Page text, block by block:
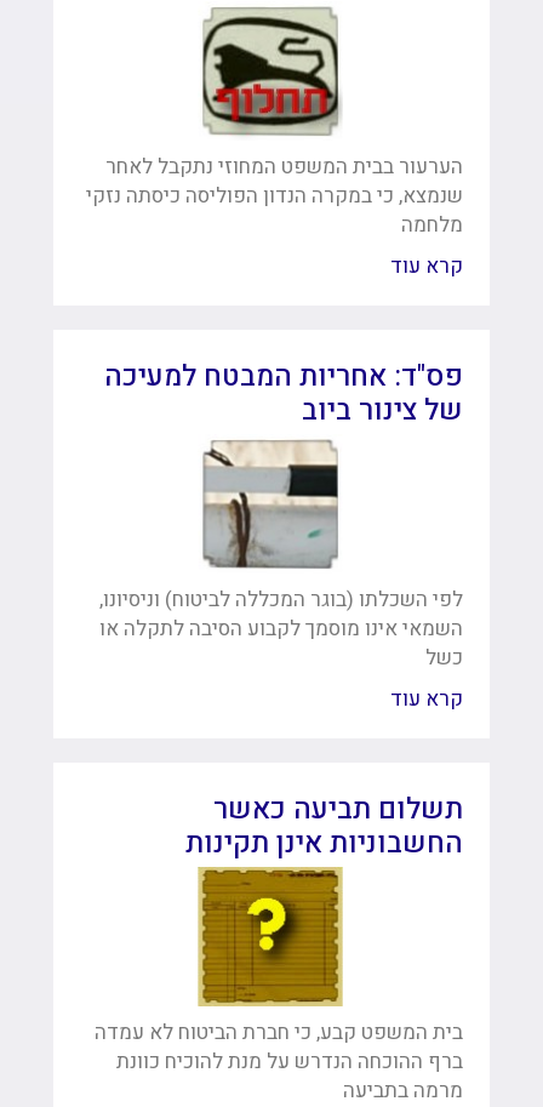
הערעור בבית המשפט המחוזי נתקבל לאחר
שנמצא, כי במקרה הנדון הפוליסה כיסתה נזקי
מלחמה
קרא עוד
פס"ד: אחריות המבטח למעיכה
של צינור ביוב
לפי השכלתו (בוגר המכללה לביטוח) וניסיונו,
השמאי אינו מוסמך לקבוע הסיבה לתקלה או
כשל
קרא עוד
תשלום תביעה כאשר
החשבוניות אינן תקינות
בית המשפט קבע, כי חברת הביטוח לא עמדה
ברף ההוכחה הנדרש על מנת להוכיח כוונת
מרמה בתביעה